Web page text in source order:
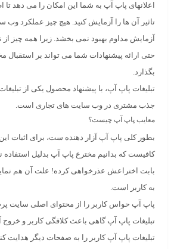
اعلانهای پاپ آپ به شما این امکان را می دهد تا
تاثیر آن ها را آزمایش کنید. هیچ چیز عملکرد وب
آزمایش مداوم بهبود نمی بخشد. زیرا همه چیز از
حتی ارائه پیشنهادات شما می تواند بر استقبال
بگذارد.
تبلیغات پاپ آپ، با پیشنهاد محصول یکی از
جذب مشتری در وب سایت های تجاری است.
معایب پاپ آپ چیست؟
بطور کلی پاپ آپ آزار دهنده ست، برای اثبات
کافیست که بدانیم مخترع پاپ آپ بدلیل استفاده
بابت اختراعش عذرخواهی کرده! علت آن هم
به کاربر است.
پاپ آپ حواس کاربر را از محتوای اصلی سایت
تبلیغات پاپ آپ گاهی باعث کلافگی کاربر و
تبلیغات پاپ آپ کاربر را به صفحات دیگر هدایت